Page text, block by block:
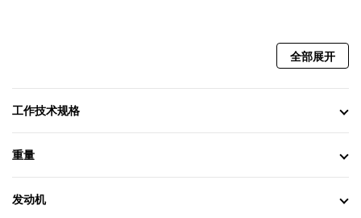
全部展开
工作技术规格
重量
发动机